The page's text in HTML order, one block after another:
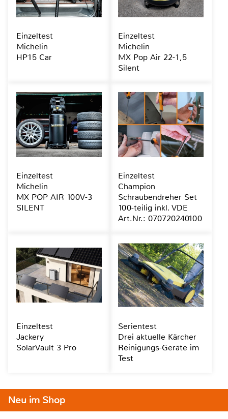
Neu im Shop
Einzeltest
Michelin
HP15 Car
Einzeltest
Michelin
MX Pop Air 22-1,5
Silent
Einzeltest
Michelin
MX POP AIR 100V-3
SILENT
Einzeltest
Champion
Schraubendreher Set
100-teilig inkl. VDE
Art.Nr.: 070720240100
Einzeltest
Jackery
SolarVault 3 Pro
Serientest
Drei aktuelle Kärcher
Reinigungs-Geräte im
Test